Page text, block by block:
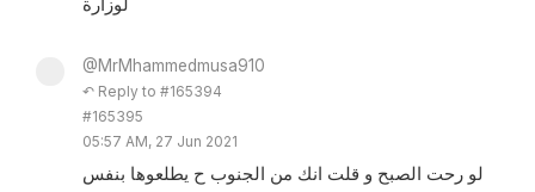
@MrMhammedmusa910
↶ Reply to #165394
#165395
05:57 AM, 27 Jun 2021
لو رحت الصبح و قلت انك من الجنوب ح يطلعوها بنفس